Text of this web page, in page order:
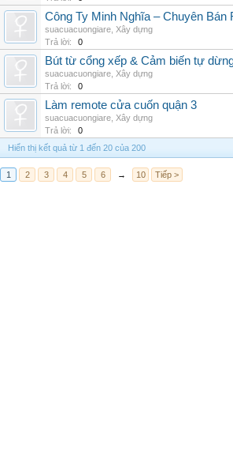
Công Ty Minh Nghĩa – Chuyên
suacuacuongiare Xây dựng
Trả lời:
0
Bút từ cổng xếp & Cảm biến tự
suacuacuongiare Xây dựng
Trả lời:
0
Làm remote cửa cuốn quận 3
suacuacuongiare Xây dựng
Trả lời:
0
Hiển thị kết quả từ 1 đến 20 của 200
1 2 3 4 5 6 → 10 Tiếp >